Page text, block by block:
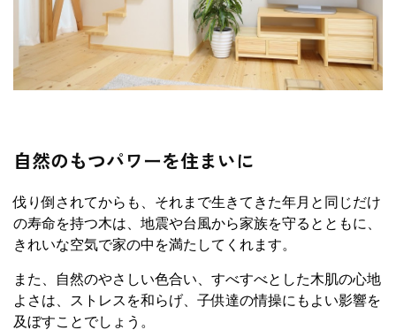
自然のもつパワーを住まいに
伐り倒されてからも、それまで生きてきた年月と同じだけ
の寿命を持つ木は、地震や台風から家族を守るとともに、
きれいな空気で家の中を満たしてくれます。
また、自然のやさしい色合い、すべすべとした木肌の心地
よさは、ストレスを和らげ、子供達の情操にもよい影響を
及ぼすことでしょう。